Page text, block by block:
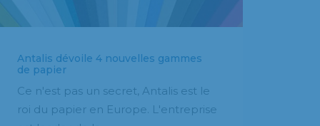
Antalis dévoile 4 nouvelles gammes
de papier
Ce n'est pas un secret, Antalis est le
roi du papier en Europe. L'entreprise